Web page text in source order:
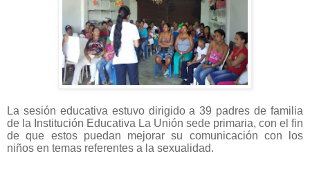
La sesión educativa estuvo dirigido a 39 padres de familia
de la Institución Educativa La Unión sede primaria, con el fin
de que estos puedan mejorar su comunicación con los
niños en temas referentes a la sexualidad.